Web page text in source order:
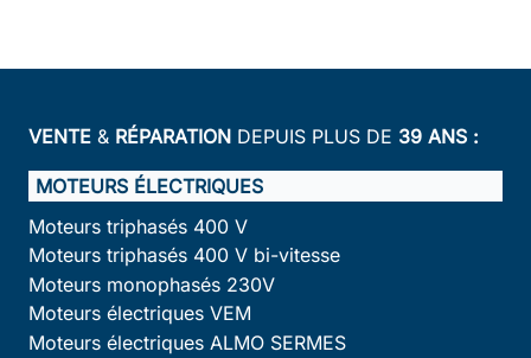
VENTE & RÉPARATION DEPUIS PLUS DE 39 ANS :
MOTEURS ÉLECTRIQUES
Moteurs triphasés 400 V
Moteurs triphasés 400 V bi-vitesse
Moteurs monophasés 230V
Moteurs électriques VEM
Moteurs électriques ALMO SERMES